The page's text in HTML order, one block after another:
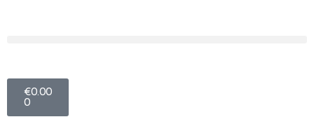
€0.00
0
Carro